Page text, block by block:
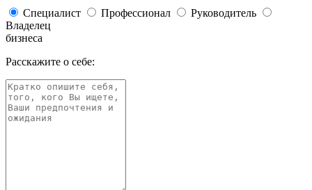
Специалист Профессионал
Руководитель
Владелец
бизнеса
Расскажите о себе: